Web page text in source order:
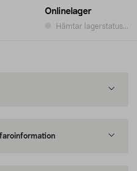
Onlinelager
Hämtar lagerstatus...